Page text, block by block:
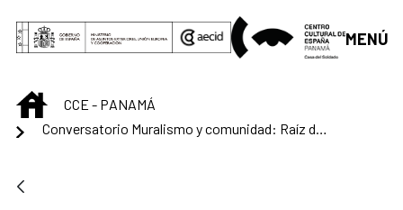
Saltar al contenido principal
MENÚ
INICIOCCE - PANAMÁ